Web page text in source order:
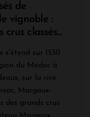
de
vignoble :
classés...
s'étend sur 1530
du Médoc à
sur la rive
Margaux-
des grands crus